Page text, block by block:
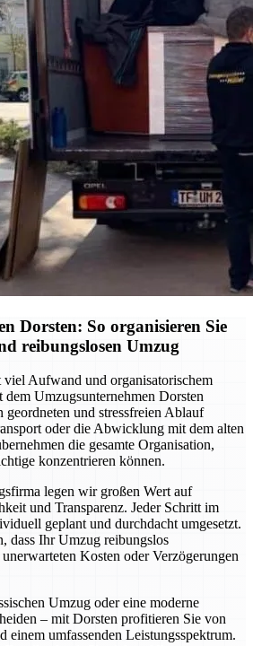
Dorsten: So organisieren Sie
reibungslosen Umzug
Aufwand und organisatorischem
Umzugsunternehmen Dorsten
geordneten und stressfreien Ablauf
oder die Abwicklung mit dem alten
die gesamte Organisation,
konzentrieren können.
legen wir großen Wert auf
und Transparenz. Jeder Schritt im
geplant und durchdacht umgesetzt.
dass Ihr Umzug reibungslos
Kosten oder Verzögerungen
Umzug oder eine moderne
– mit Dorsten profitieren Sie von
einem umfassenden Leistungsspektrum.